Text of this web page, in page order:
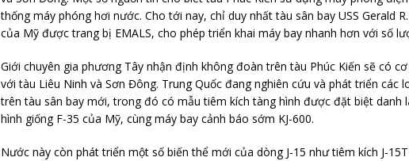
thống máy phóng hơi nước. Cho tới nay, chỉ duy nhất tàu sân bay USS Gerald
của Mỹ được trang bị EMALS, cho phép triển khai máy bay nhanh hơn với số
Giới chuyên gia phương Tây nhận định không đoàn trên tàu Phúc Kiến sẽ có
với tàu Liêu Ninh và Sơn Đông. Trung Quốc đang nghiên cứu và phát triển các
trên tàu sân bay mới, trong đó có mẫu tiêm kích tàng hình được đặt biệt danh
hình giống F-35 của Mỹ, cùng máy bay cảnh báo sớm KJ-600.
Nước này còn phát triển một số biến thể mới của dòng J-15 như tiêm kích J-